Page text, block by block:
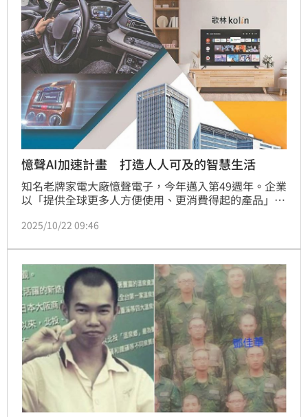
憶聲AI加速計畫 打造人人可及的智慧生活
知名老牌家電大廠憶聲電子，今年邁入第49週年。企業
以「提供全球更多人方便使用、更消費得起的產品」為
推動AI應用與ESG永續行動，展現製造業轉型為智慧與
2025/10/22 09:46